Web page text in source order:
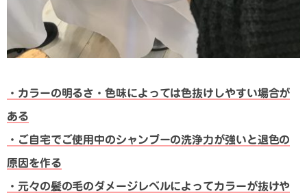
・カラーの明るさ・色味によっては色抜けしやすい場合が
ある
・ご自宅でご使用中のシャンプーの洗浄力が強いと退色の
原因を作る
・元々の髪の毛のダメージレベルによってカラーが抜けや